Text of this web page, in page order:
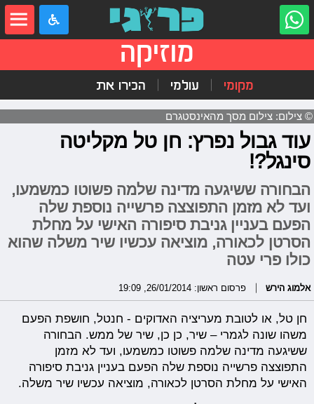
מוזיקה
מקומי עולמי הכירו את
© צילום: צילום מסך מהאינסטגרם
עוד גבול נפרץ: חן טל מקליטה
סינגל?!
הבחורה ששיגעה מדינה שלמה פשוטו כמשמעו,
ועד לא מזמן התפוצצה פרשייה נוספת שלה
הפעם בעניין גניבת סיפורה האישי על מחלת
הסרטן לכאורה, מוציאה עכשיו שיר משלה שהוא
כולו פרי עטה
אלמוג הירש פרסום ראשון: 26/01/2014, 19:09
חן טל, או לטובת מעריציה האדוקים - חנטל, חושפת הפעם
משהו שונה לגמרי – שיר, כן כן, שיר של ממש. הבחורה
ששיגעה מדינה שלמה פשוטו כמשמעו, ועד לא מזמן
התפוצצה פרשייה נוספת שלה הפעם בעניין גניבת סיפורה
האישי על מחלת הסרטן לכאורה, מוציאה עכשיו שיר משלה.